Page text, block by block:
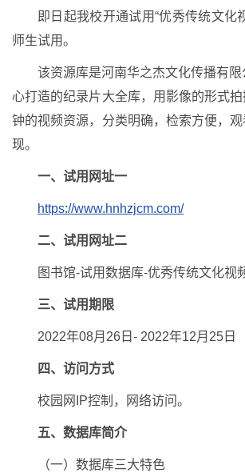
即日起我校开通试用“优秀传统文化
师生试用。
该资源库是河南华之杰文化传播有
心打造的纪录片大全库，用影像的形式
钟的视频资源，分类明确，检索方便，
现。
一、试用网址一
https://www.hnhzjcm.com/
二、试用网址二
图书馆-试用数据库-优秀传统文化视
三、试用期限
2022年08月26日- 2022年12月25日
四、访问方式
校园网IP控制，网络访问。
五、数据库简介
（一）数据库三大特色